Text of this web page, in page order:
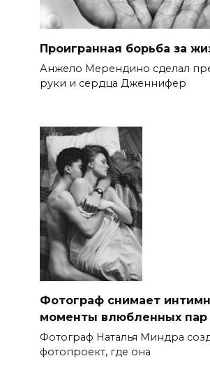
Проигранная борьба за
Анжело Мерендино сделал
руки и сердца Дженнифер
Фотограф снимает
моменты влюбленных пар
Фотограф Наталья Миндра
фотопроект, где она